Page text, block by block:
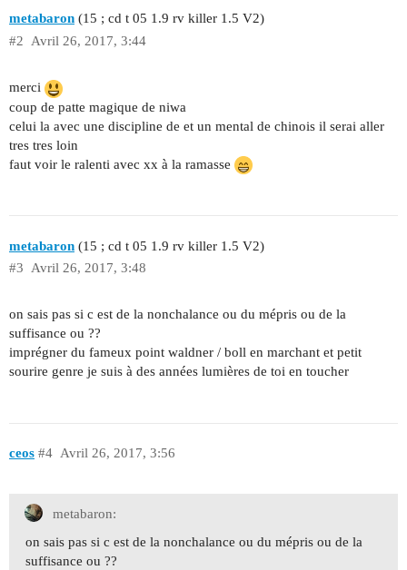
metabaron (15 ; cd t 05 1.9 rv killer 1.5 V2)
Avril 26, 2017, 3:44
#2
merci
coup de patte magique de niwa
celui la avec une discipline de et un mental de chinois il serai aller
tres tres loin
faut voir le ralenti avec xx à la ramasse
metabaron (15 ; cd t 05 1.9 rv killer 1.5 V2)
Avril 26, 2017, 3:48
#3
on sais pas si c est de la nonchalance ou du mépris ou de la
suffisance ou ??
imprégner du fameux point waldner / boll en marchant et petit
sourire genre je suis à des années lumières de toi en toucher
ceos Avril 26, 2017, 3:56
#4
metabaron:
on sais pas si c est de la nonchalance ou du mépris ou de la
suffisance ou ??